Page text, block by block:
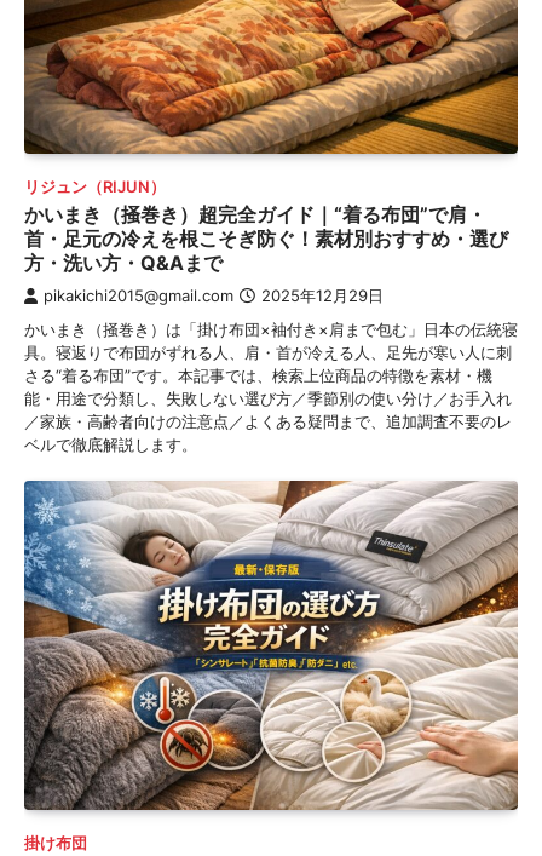
リジュン（RIJUN）
かいまき（掻巻き）超完全ガイド｜“着る布団”で肩・
首・足元の冷えを根こそぎ防ぐ！素材別おすすめ・選び
方・洗い方・Q&Aまで
pikakichi2015@gmail.com 2025年12月29日
かいまき（掻巻き）は「掛け布団×袖付き×肩まで包む」日本の伝統寝
具。寝返りで布団がずれる人、肩・首が冷える人、足先が寒い人に刺
さる“着る布団”です。本記事では、検索上位商品の特徴を素材・機
能・用途で分類し、失敗しない選び方／季節別の使い分け／お手入れ
／家族・高齢者向けの注意点／よくある疑問まで、追加調査不要のレ
ベルで徹底解説します。
掛け布団